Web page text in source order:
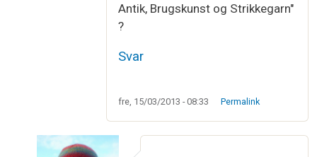
Antik, Brugskunst og Strikkegarn"
?
Svar
fre, 15/03/2013 - 08:33 Permalink